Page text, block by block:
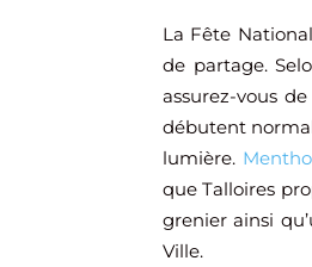
La Fête
de partage.
assurez-vous
débutent
lumière.
que Talloires
grenier ainsi
Ville.